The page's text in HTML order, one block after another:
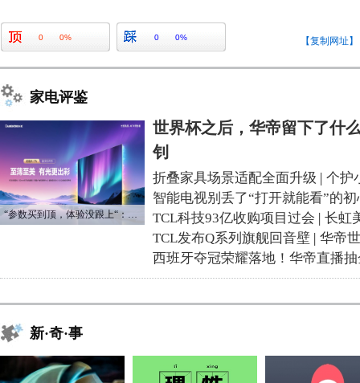
0 0% 0 0% 【复制网址】
家电评鉴
“参数买到顶，体验没跟上“：长虹追光Q70S给高端电视打了个样
世界杯之后，华帝留下了什
钊
折叠家具场景适配全面升级 | 个护
智能电视别丢了“打开就能看”的初
TCL科技93亿收购项目过会 | 长虹
TCL发布Q系列旗舰回音壁 | 华帝
西班牙夺冠荣耀落地！华帝直播
新·奇·事